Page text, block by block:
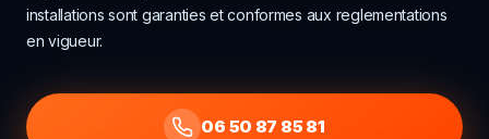
installations sont garanties et conformes aux reglementations
en vigueur.
06 50 87 85 81